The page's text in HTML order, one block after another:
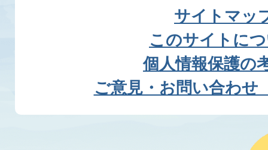
サイトマッ
このサイトに
個人情報保護の
ご意見・お問い合わせ